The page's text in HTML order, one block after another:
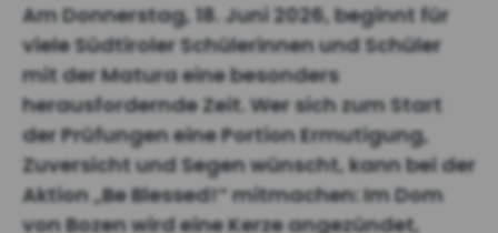
Am Donnerstag, 18. Juni 2026, beginnt für
viele Südtiroler Schülerinnen und Schüler
mit der Matura eine besonders
herausfordernde Zeit. Wer sich zum Start
der Prüfungen eine Portion Ermutigung,
Zuversicht und Segen wünscht, kann bei der
Aktion „Be Blessed!“ mitmachen: Im Dom
von Bozen wird eine Kerze angezündet,